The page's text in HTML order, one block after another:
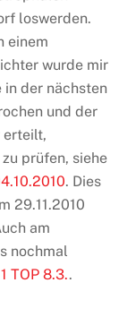
loswerden.
einem
wurde mir
in der nächsten
und der
erteilt,
prüfen, siehe
. Dies
29.11.2010
am
nochmal
TOP 8.3..